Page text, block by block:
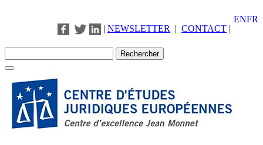
FR
EN
| NEWSLETTER | CONTACT |